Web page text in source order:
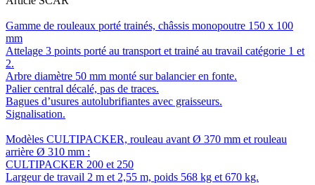
Gamme de rouleaux porté trainés, châssis monopoutre 150 x 100
mm
Attelage 3 points porté au transport et trainé au travail catégorie 1 et
2.
Arbre diamètre 50 mm monté sur balancier en fonte.
Palier central décalé, pas de traces.
Bagues d’usures autolubrifiantes avec graisseurs.
Signalisation.
Modèles CULTIPACKER, rouleau avant Ø 370 mm et rouleau
arrière Ø 310 mm :
CULTIPACKER 200 et 250
Largeur de travail 2 m et 2,55 m, poids 568 kg et 670 kg.